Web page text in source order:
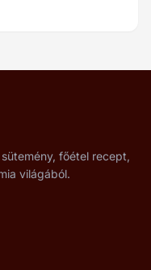
főétel recept,
világából.